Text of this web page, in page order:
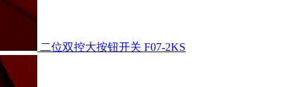
二位双控大按钮开关 F07-2KS